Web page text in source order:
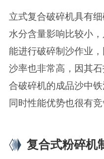
立式复合破碎机具有
水分含量影响比较小
能进行破碎制沙作业
沙率也非常高，因其
合破碎机的成品沙中
同时性能优势也很有竞
复合式粉碎机